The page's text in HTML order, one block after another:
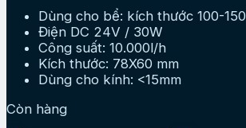
Dùng cho bể: kích thước 100-150
Điện DC 24V / 30W
Công suất: 10.000l/h
Kích thước: 78X60 mm
Dùng cho kính: <15mm
Còn hàng